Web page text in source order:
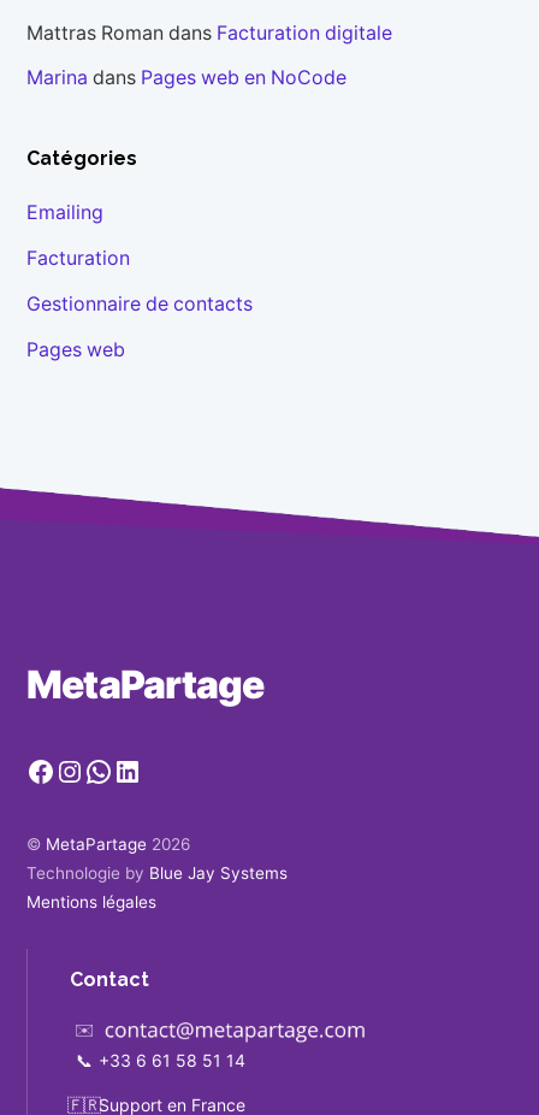
Mattras Roman dans Facturation digitale
Marina dans Pages web en NoCode
Catégories
Emailing
Facturation
Gestionnaire de contacts
Pages web
MetaPartage
Facebook
Instagram
WhatsApp
LinkedIn
© MetaPartage 2026
Technologie by Blue Jay Systems
Mentions légales
Contact
✉️
📞 +33 6 61 58 51 14
🇫🇷Support en France